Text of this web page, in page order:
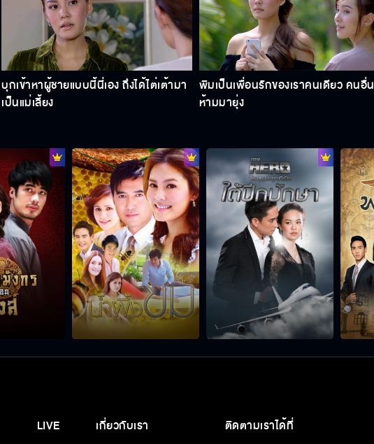
บุกเข้าหาผู้ชายแบบนี้นี่เอง ถึงได้ไต่เต้ามา
เป็นแม่เลี้ยง
พิมเป็นเพื่อนรักของเราคนเดียว คนอื่น
ห้ามมายุ่ง
LIVE เกี่ยวกับเรา ติดตามเราได้ที่